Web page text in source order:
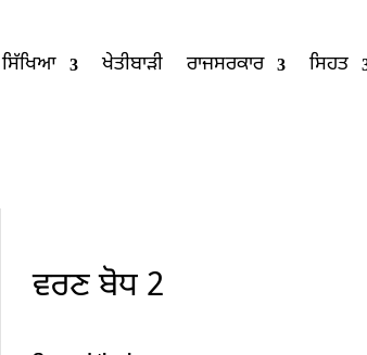
ਸਿੱਖਿਆ ਖੇਤੀਬਾੜੀ ਰਾਜਸਰਕਾਰ ਸਿਹਤ
ਵਰਣ ਬੋਧ 2